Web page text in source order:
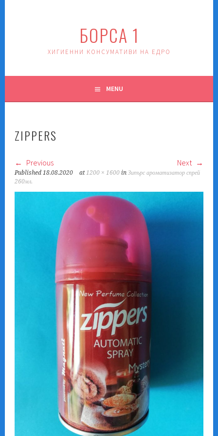
БОРСА 1
ХИГИЕННИ КОНСУМАТИВИ НА ЕДРО
MENU
ZIPPERS
Previous Next
Published18.08.2020 at1200 × 1600 inЗипърс ароматизатор спрей
260мл.